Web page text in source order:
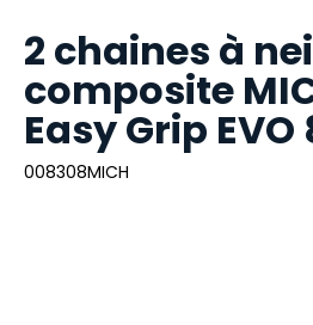
2 chaines à
composite
Easy Grip EVO
008308MICH